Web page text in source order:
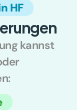
HF
kannst